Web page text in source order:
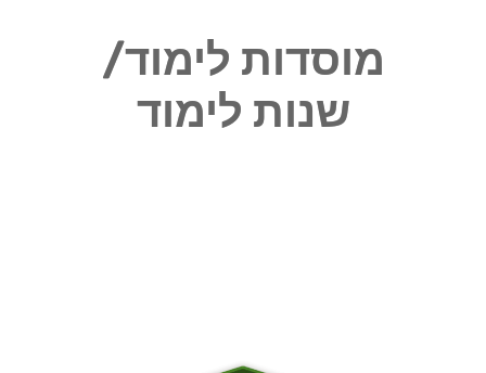
מוסדות לימוד/
שנות לימוד